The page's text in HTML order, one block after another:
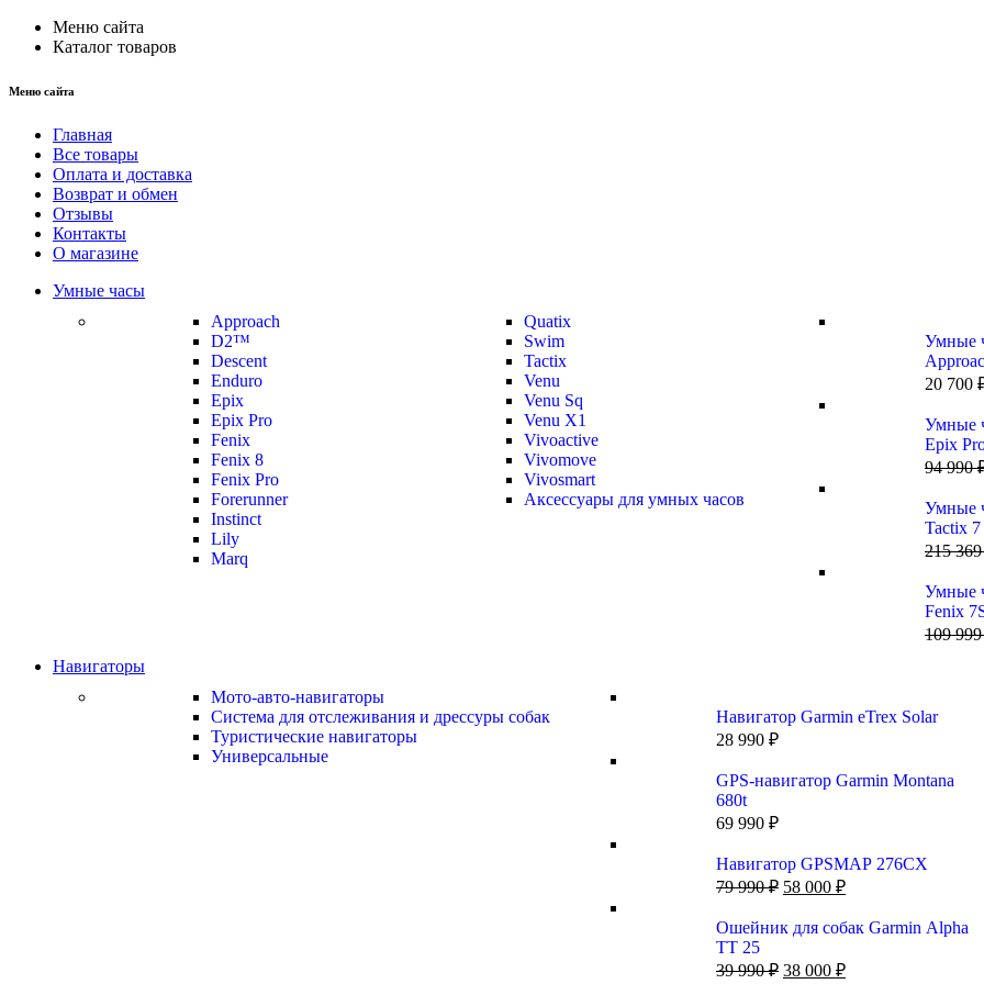
Меню сайта
Каталог товаров
Меню сайта
Главная
Все товары
Оплата и доставка
Возврат и обмен
Отзывы
Контакты
О магазине
Умные часы
Approach
D2™
Descent
Enduro
Epix
Epix Pro
Fenix
Fenix 8
Fenix Pro
Forerunner
Instinct
Lily
Marq
Quatix
Swim
Tactix
Venu
Venu Sq
Venu X1
Vivoactive
Vivomove
Vivosmart
Аксессуары для умных часов
Умные
Tropic
20 700
Умные
Epix
94 990
Умные
Tactix
Edition
215
Умные
Fenix
Solar
109
Навигаторы
Мото-авто-навигаторы
Система для отслеживания и дрессуры собак
Туристические навигаторы
Универсальные
Навигатор Garmin eTrex Solar
28 990 ₽
GPS-навигатор Garmin Montana
680t
69 990 ₽
Навигатор GPSMAP 276CX
79 990₽ 58 000 ₽
Ошейник для собак Garmin Alpha
TT 25
39 990₽ 38 000 ₽